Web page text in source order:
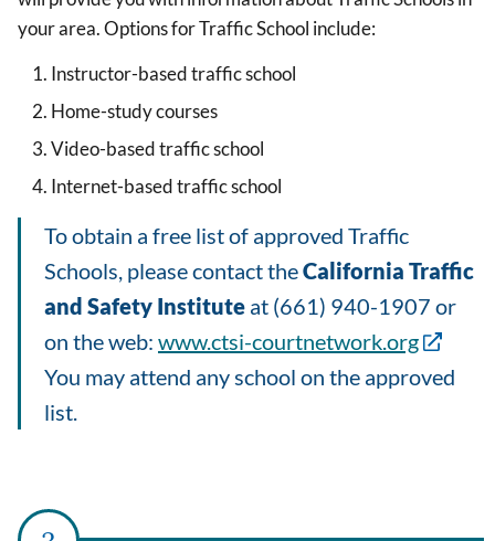
your area. Options for Traffic School include:
Instructor-based traffic school
Home-study courses
Video-based traffic school
Internet-based traffic school
To obtain a free list of approved Traffic
Schools, please contact theCalifornia Traffic
and Safety Institute at (661) 940-1907 or
on the web: www.ctsi-courtnetwork.org
You may attend any school on the approved
list.